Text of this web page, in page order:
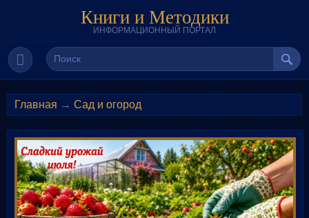
Книги и Методики
ИНФОРМАЦИОННЫЙ ПОРТАЛ
Главная → Сад и огород